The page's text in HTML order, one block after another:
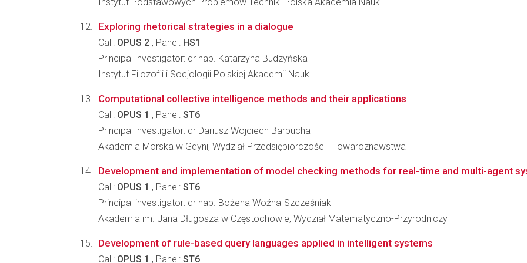
Exploring rhetorical strategies in a dialogue
Call: OPUS 2 , Panel: HS1
Principal investigator: dr hab. Katarzyna Budzyńska
Instytut Filozofii i Socjologii Polskiej Akademii Nauk
Computational collective intelligence methods and their applications
Call: OPUS 1 , Panel: ST6
Principal investigator: dr Dariusz Wojciech Barbucha
Akademia Morska w Gdyni, Wydział Przedsiębiorczości i Towaroznawstwa
Development and implementation of model checking methods for real-time and multi-agent
Call: OPUS 1 , Panel: ST6
Principal investigator: dr hab. Bożena Woźna-Szcześniak
Akademia im. Jana Długosza w Częstochowie, Wydział Matematyczno-Przyrodniczy
Development of rule-based query languages applied in intelligent systems
Call: OPUS 1 , Panel: ST6